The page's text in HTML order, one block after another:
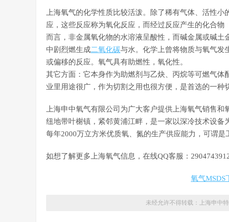
上海氧气的化学性质比较活泼。除了稀有气体、活性
应，这些反应称为氧化反应，而经过反应产生的化合
而言，非金属氧化物的水溶液呈酸性，而碱金属或碱
中剧烈燃生成二氧化碳与水。化学上曾将物质与氧气发
或偏移的反应。氧气具有助燃性，氧化性。
其它方面：它本身作为助燃剂与乙炔、丙烷等可燃气
业里用途很广，作为切割之用也很方便，是首选的一种
上海申中氧气有限公司为广大客户提供上海氧气销售
纽地带叶榭镇，紧邻黄浦江畔，是一家以深冷技术设
每年2000万立方米优质氧、氮的生产供应能力，可谓是
如想了解更多上海氧气信息，在线QQ客服：
氧气
未经允许不得转载： 上海申中